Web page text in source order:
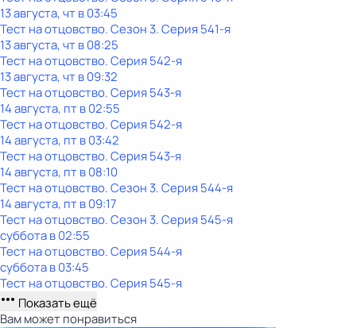
13 августа, чт в 03:45
Тест на отцовство. Сезон 3. Серия 541-я
13 августа, чт в 08:25
Тест на отцовство. Серия 542-я
13 августа, чт в 09:32
Тест на отцовство. Серия 543-я
14 августа, пт в 02:55
Тест на отцовство. Серия 542-я
14 августа, пт в 03:42
Тест на отцовство. Серия 543-я
14 августа, пт в 08:10
Тест на отцовство. Сезон 3. Серия 544-я
14 августа, пт в 09:17
Тест на отцовство. Сезон 3. Серия 545-я
субботав02:55
Тест на отцовство. Серия 544-я
субботав03:45
Тест на отцовство. Серия 545-я
Показать ещё
Вам может понравиться